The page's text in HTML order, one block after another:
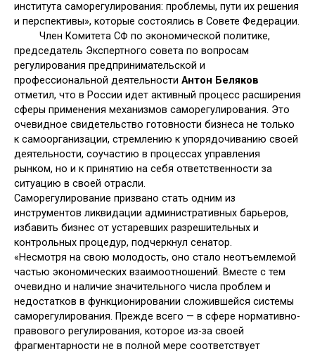
института саморегулирования: проблемы, пути их решения
и перспективы», которые состоялись в Совете Федерации.
Член Комитета СФ по экономической политике,
председатель Экспертного совета по вопросам
регулирования предпринимательской и
профессиональной деятельности Антон Беляков
отметил, что в России идет активный процесс расширения
сферы применения механизмов саморегулирования. Это
очевидное свидетельство готовности бизнеса не только
к самоорганизации, стремлению к упорядочиванию своей
деятельности, соучастию в процессах управления
рынком, но и к принятию на себя ответственности за
ситуацию в своей отрасли.
Саморегулирование призвано стать одним из
инструментов ликвидации административных барьеров,
избавить бизнес от устаревших разрешительных и
контрольных процедур, подчеркнул сенатор.
«Несмотря на свою молодость, оно стало неотъемлемой
частью экономических взаимоотношений. Вместе с тем
очевидно и наличие значительного числа проблем и
недостатков в функционировании сложившейся системы
саморегулирования. Прежде всего — в сфере нормативно-
правового регулирования, которое из-за своей
фрагментарности не в полной мере соответствует